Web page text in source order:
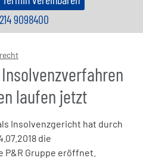
9098400
laufen jetzt
Insolvenzgericht hat durch
die
Gruppe eröffnet.